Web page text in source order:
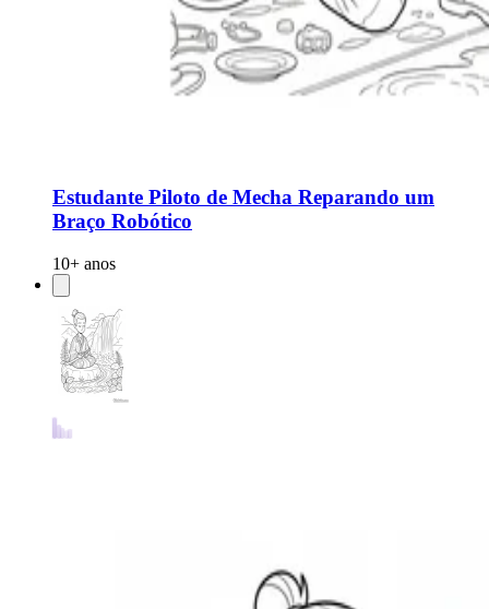
Estudante Piloto de Mecha Reparando um
Braço Robótico
10+ anos